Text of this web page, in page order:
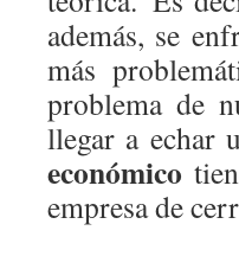
además, se
más
problema de
llegar a echar
económico
empresa de